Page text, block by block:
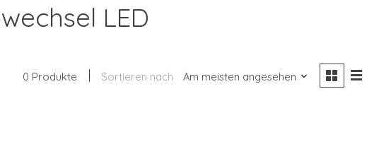
LED
0 Produkte Sortieren nach Am meisten angesehen